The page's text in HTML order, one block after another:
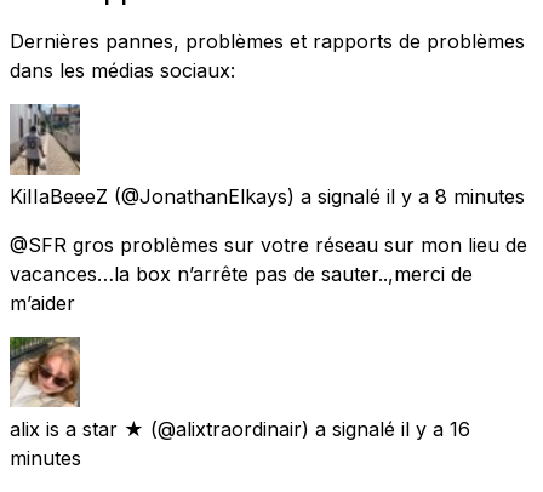
Dernières pannes, problèmes et rapports de problèmes
dans les médias sociaux:
KiIIaBeeeZ (@JonathanElkays) a signalé il y a 8 minutes
@SFR gros problèmes sur votre réseau sur mon lieu de
vacances…la box n’arrête pas de sauter..,merci de
m’aider
alix is a star ★ (@alixtraordinair) a signalé il y a 16
minutes